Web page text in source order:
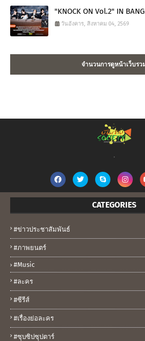
"KNOCK ON Vol.2" IN
วันอังคาร, สิงหาคม 04, 2569
จำนวนการดูหน้าเว็บรว
.
CATEGORIES
#ข่าวประชาสัมพันธ์
#ภาพยนตร์
#music
#ละคร
#ซีรีส์
#เรื่องย่อละคร
#ซุบซิปซุปตาร์